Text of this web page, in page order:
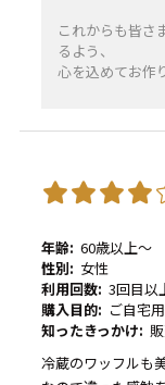
これからも皆さ
るよう、
心を込めてお作
年齢: 60歳以上～
性別: 女性
利用回数: 3回目以
購入目的: ご自宅用
知ったきっかけ:
冷蔵のワッフルも